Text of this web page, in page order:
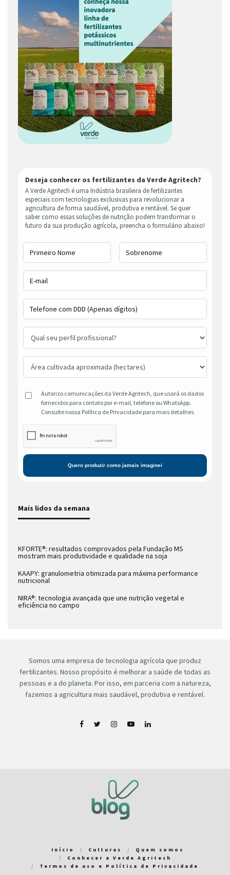
Deseja conhecer os fertilizantes da Verde Agritech?
A Verde Agritech é uma Indústria brasileira de fertilizantes
especiais com tecnologias exclusivas para revolucionar a
agricultura de forma saudável, produtiva e rentável. Se quer
saber como essas soluções de nutrição podem transformar o
futuro da sua produção agrícola, preencha o formulário abaixo!
Autorizo comunicações da Verde Agritech, que usará os dados
fornecidos para contato por e-mail, telefone ou WhatsApp.
Consulte nossa Política de Privacidade para mais detalhes.
Mais lidos da semana
KFORTE®: resultados comprovados pela Fundação MS
mostram mais produtividade e qualidade na soja
KAAPY: granulometria otimizada para máxima performance
nutricional
NIRA®: tecnologia avançada que une nutrição vegetal e
eficiência no campo
Somos uma empresa de tecnologia agrícola que produz
fertilizantes. Nosso propósito é melhorar a saúde de todas as
pessoas e a do planeta. Por isso, em parceria com a natureza,
fazemos a agricultura mais saudável, produtiva e rentável.
Início Culturas
Quem somos
Conhecer a Verde Agritech
Termos de uso e Política de Privacidade